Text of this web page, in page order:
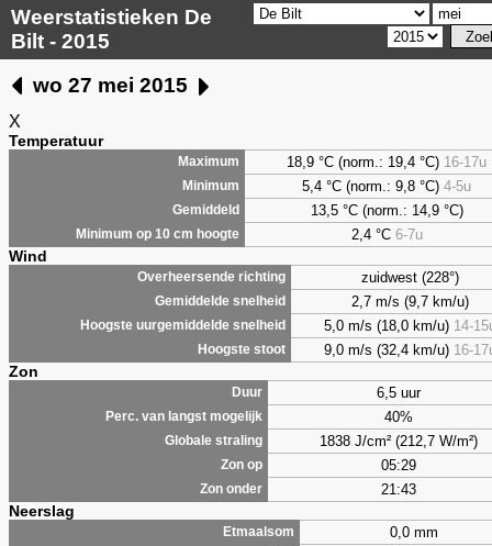
Weerstatistieken De
Bilt - 2015
wo 27 mei 2015
X
Temperatuur
Maximum 18,9 °C (norm.: 19,4 °C) 16-17u
Minimum 5,4 °C (norm.: 9,8 °C) 4-5u
Gemiddeld 13,5 °C (norm.: 14,9 °C)
Minimum op 10 cm hoogte 2,4°C 6-7u
Wind
Overheersende richting zuidwest (228°)
Gemiddelde snelheid 2,7 m/s (9,7 km/u)
Hoogste uurgemiddelde snelheid 5,0 m/s (18,0 km/u) 14-
Hoogste stoot 9,0 m/s (32,4 km/u) 16-
Zon
Duur 6,5 uur
Perc. van langst mogelijk 40%
Globale straling 1838 J/cm² (212,7 W/m²)
Zon op 05:29
Zon onder 21:43
Neerslag
Etmaalsom 0,0 mm